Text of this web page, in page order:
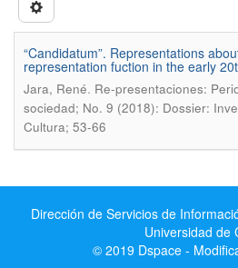
“Candidatum”. Representations
representation fuction in the early
Jara, René. Re-presentaciones:
sociedad; No. 9 (2018): Dossier:
Cultura; 53-66
Dirección de Servicios de
Universidad de
© 2019 Dspace -